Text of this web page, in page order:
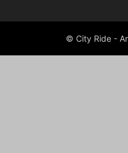
© City Ride -